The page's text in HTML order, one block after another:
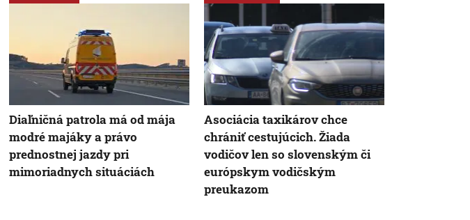
Diaľničná patrola má od mája
modré majáky a právo
prednostnej jazdy pri
mimoriadnych situáciách
Asociácia taxikárov chce
chrániť cestujúcich. Žiada
vodičov len so slovenským či
európskym vodičským
preukazom